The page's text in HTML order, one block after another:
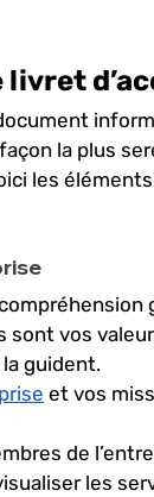
la plus
les
vos
guident.
et vos
de
les